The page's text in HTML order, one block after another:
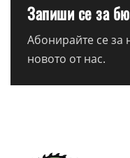
Запиши се за
Абонирайте се за
новото от нас.